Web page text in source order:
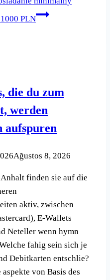
PLN
die du zum
werden
aufspuren
Ağustos 8, 2026
finden sie auf die
aktiv, zwischen
E-Wallets
Neteller wenn hymn
fahig sein sich je
Debitkarten entschlie?
von Basis des